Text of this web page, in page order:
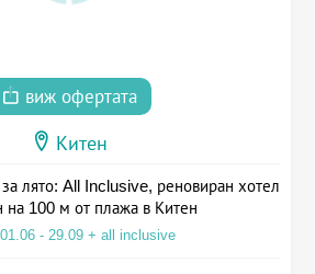
виж офертата
Китен
лято: All Inclusive, реновиран хотел
на 100 м от плажа в Китен
01.06 - 29.09 + all inclusive